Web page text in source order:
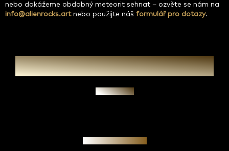
nebo dokážeme obdobný meteorit sehnat – ozvěte se nám na
info@alienrocks.artnebo použijte náš formulář pro dotazy.
Zeptat se